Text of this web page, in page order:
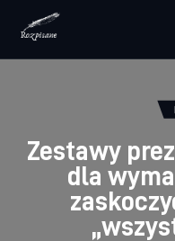
Zdrowie
Uroda
Zestawy
dla